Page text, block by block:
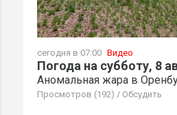
сегодня в 07:00 Видео
Погода на субботу, 8
Аномальная жара в
Просмотров (192) / Обсудить